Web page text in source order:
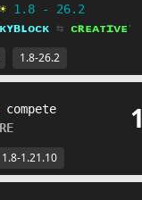
☀ 1.8 - 26.2
⇆ ᴄʀᴇᴀᴛɪᴠᴇ⁺
1.8-26.2
compete
1.8-1.21.10